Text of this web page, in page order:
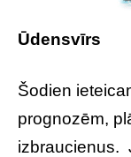
Ūdensvīrs
Šodien
prognozēm,
izbraucienus.